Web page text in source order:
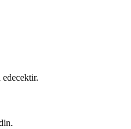
edecektir.